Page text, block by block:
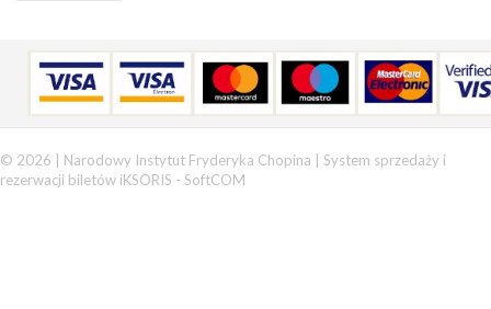
© 2026 | Narodowy Instytut Fryderyka Chopina | System sprzedaży i
rezerwacji biletów iKSORIS - SoftCOM